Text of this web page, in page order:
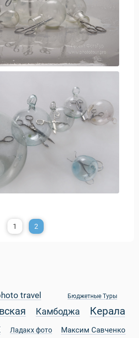
1 2
travel Бюджетные Туры
Камбоджа
Керала
Ладакх фото Максим Савченко